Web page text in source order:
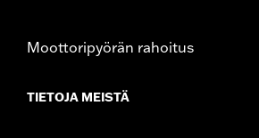
Moottoripyörän rahoitus
TIETOJA MEISTÄ